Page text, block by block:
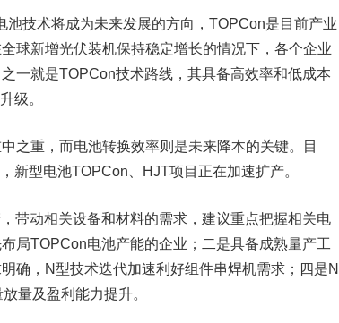
技术将成为未来发展的方向，TOPCon是目前产业
球新增光伏装机保持稳定增长的情况下，各个企业
一就是TOPCon技术路线，其具备高效率和低成本
级。
重，而电池转换效率则是未来降本的关键。目
新型电池TOPCon、HJT项目正在加速扩产。
动相关设备和材料的需求，建议重点把握相关电
局TOPCon电池产能的企业；二是具备成熟量产工
确，N型技术迭代加速利好组件串焊机需求；四是N
量及盈利能力提升。